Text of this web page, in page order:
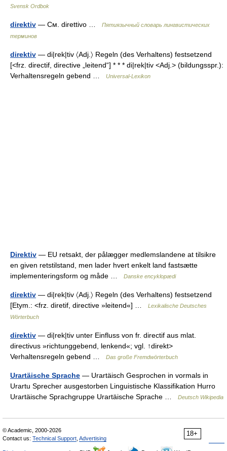
Svensk Ordbok
direktiv — См. direttivo …
Пятиязычный словарь лингвистических
терминов
direktiv — di|rek|tiv 〈Adj.〉 Regeln (des Verhaltens) festsetzend
[<frz. directif, directive „leitend“] * * * di|rek|tiv <Adj.> (bildungsspr.):
Verhaltensregeln gebend …
Universal-Lexikon
Direktiv — EU retsakt, der pålægger medlemslandene at tilsikre
en given retstilstand, men lader hvert enkelt land fastsætte
implementeringsform og måde …
Danske encyklopædi
direktiv — di|rek|tiv 〈Adj.〉 Regeln (des Verhaltens) festsetzend
[Etym.: <frz. diretif, directive »leitend«] …
Lexikalische Deutsches
Wörterbuch
direktiv — di|rek|tiv unter Einfluss von fr. directif aus mlat.
directivus »richtunggebend, lenkend«; vgl. ↑direkt>
Verhaltensregeln gebend …
Das große Fremdwörterbuch
Urartäische Sprache — Urartäisch Gesprochen in vormals in
Urartu Sprecher ausgestorben Linguistische Klassifikation Hurro
Urartäische Sprachgruppe Urartäische Sprache …
Deutsch Wikipedia
18+
© Academic, 2000-2026
Contact us: Technical Support Advertising